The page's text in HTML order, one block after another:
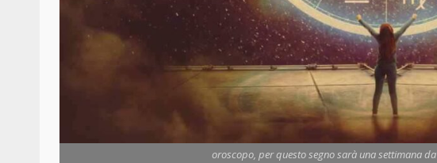
oroscopo, per questo segno sarà una settimana